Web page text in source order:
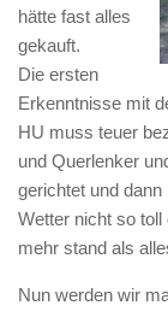
hätte fast alles
gekauft.
Die ersten
Erkenntnisse mit
HU muss teuer
und Querlenker
gerichtet und
Wetter nicht so
mehr stand als
Nun werden wir